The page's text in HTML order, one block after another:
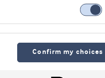
Confirm my choices